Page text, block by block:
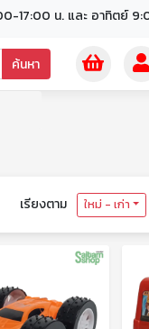
17:00 น. และ อาทิตย์
ค้นหา
เรียงตาม ใหม่ - เก่า